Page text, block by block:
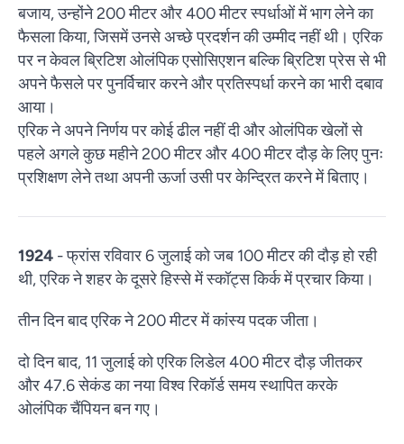
बजाय, उन्होंने 200 मीटर और 400 मीटर स्पर्धाओं में भाग लेने का
फैसला किया, जिसमें उनसे अच्छे प्रदर्शन की उम्मीद नहीं थी। एरिक
पर न केवल ब्रिटिश ओलंपिक एसोसिएशन बल्कि ब्रिटिश प्रेस से भी
अपने फैसले पर पुनर्विचार करने और प्रतिस्पर्धा करने का भारी दबाव
आया।
एरिक ने अपने निर्णय पर कोई ढील नहीं दी और ओलंपिक खेलों से
पहले अगले कुछ महीने 200 मीटर और 400 मीटर दौड़ के लिए पुनः
प्रशिक्षण लेने तथा अपनी ऊर्जा उसी पर केन्द्रित करने में बिताए।
1924 - फ्रांस रविवार 6 जुलाई को जब 100 मीटर की दौड़ हो रही
थी, एरिक ने शहर के दूसरे हिस्से में स्कॉट्स किर्क में प्रचार किया।
तीन दिन बाद एरिक ने 200 मीटर में कांस्य पदक जीता।
दो दिन बाद, 11 जुलाई को एरिक लिडेल 400 मीटर दौड़ जीतकर
और 47.6 सेकंड का नया विश्व रिकॉर्ड समय स्थापित करके
ओलंपिक चैंपियन बन गए।